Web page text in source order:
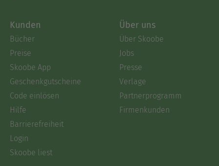
Kunden
Bücher
Preise
Skoobe App
Geschenkgutscheine
Code einlösen
Hilfe
Barrierefreiheit
Login
Skoobe liest
Über uns
Über Skoobe
Jobs
Presse
Verlage
Partnerprogramm
Firmenkunden